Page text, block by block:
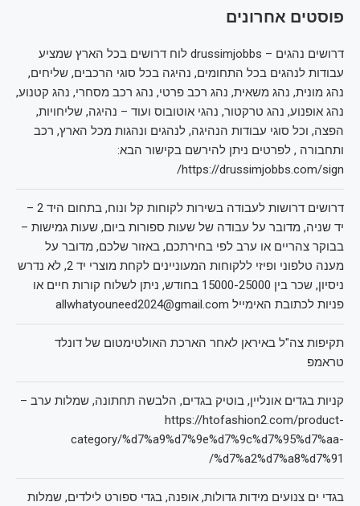
פוסטים אחרונים
דרושים נהגים – drussimjobbs לוח דרושים בכל הארץ שמציע
עבודות לנהגים בכל התחומים, נהיגה בכל סוגי הרכבים, שליחים,
נהג מונית, נהג משאית, נהג רכב פרטי, נהג רכב מסחרי, נהג קטנוע,
נהג אופנוע, נהג טרקטור, נהגי אוטובוס ועוד – נהיגה, שליחויות,
הפצה, וכל סוגי עבודות הנהיגה, לנהגים ונהגות מכל הארץ, רכב
ותחבורה , לפרטים ניתן להירשם בקישור הבא:
https://drussimjobbs.com/sign/
דרושים דרושות לעבודה בשירות לקוחות קל ונוח, בתחום היד 2 –
יד שניה, מדובר על עבודה של שעות ספורות ביום, שעות גמישות –
בבוקר צהריים או ערב לפי בחירתכם, באזור שלכם, מדובר על
מענה טלפוני ופיזי ללקוחות המעוניינים לקחת מוצרי יד 2, לא נדרש
ניסיון, שכר בין 15000-25000 בחודש, ניתן לשלוח קורות חיים או
פניות לכתובת האימייל allwhatyouneed2024@gmail.com
תקיפות צה"ל באיראן לאחר הארכת האולטימטום של דונלד
טראמפ
קניות בגדים אונליין, בוטיק בגדים, הלבשה תחתונה, שמלות ערב –
https://htofashion2.com/product-
category/%d7%a9%d7%9e%d7%9c%d7%95%d7%aa-
%d7%a2%d7%a8%d7%91/
בגדי ים צנועים מידות גדולות, אופנה, בגדי ספורט לילדים, שמלות